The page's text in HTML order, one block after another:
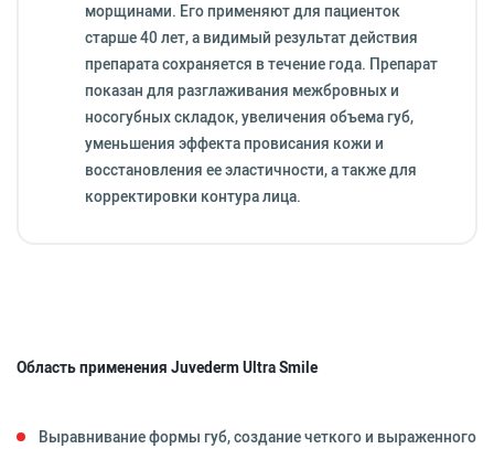
морщинами. Его применяют для пациенток
старше 40 лет, а видимый результат действия
препарата сохраняется в течение года. Препарат
показан для разглаживания межбровных и
носогубных складок, увеличения объема губ,
уменьшения эффекта провисания кожи и
восстановления ее эластичности, а также для
корректировки контура лица.
Область применения Juvederm Ultra Smile
Выравнивание формы губ, создание четкого и выраженного